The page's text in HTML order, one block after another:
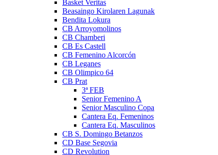
Basket Veritas
Beasaingo Kirolaren Lagunak
Bendita Lokura
CB Arroyomolinos
CB Chamberi
CB Es Castell
CB Femenino Alcorcón
CB Leganes
CB Olimpico 64
CB Prat
3ª FEB
Senior Femenino A
Senior Masculino Copa
Cantera Eq. Femeninos
Cantera Eq. Masculinos
CB S. Domingo Betanzos
CD Base Segovia
CD Revolution